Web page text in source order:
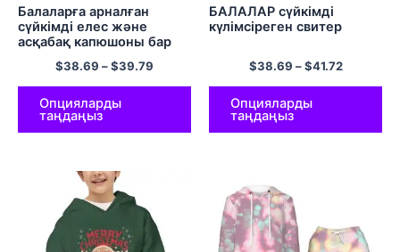
Балаларға арналған
сүйкімді елес және
асқабақ капюшоны бар
свит-көйлек Хэллоуинге
арналған қалталы
полиэстер пуловер
қалталары бар көк көк
$38.69 –$39.79
Опцияларды
таңдаңыз
БАЛАЛАР сүйкімді
күлімсіреген свитер
$38.69 –$41.72
Опцияларды
таңдаңыз